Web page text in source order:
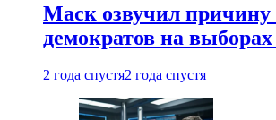
Маск озвучил причину
демократов на
2 года спустя2 года спустя